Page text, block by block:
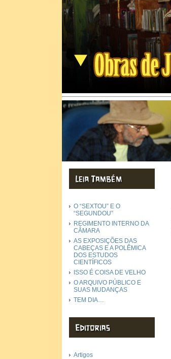
O “SEXTOU” E O
“SEGUNDOU”
REGIMENTO INTERNO DA
CÂMARA
AS EXPOSIÇÕES DAS
CABEÇAS E A POLÊMICA
DOS ESTUDOS
CIENTÍFICOS
ISSO É COISA DE VELHO
O ARQUIVO PÚBLICO E
SUAS MUDANÇAS
TEM DIA…
Artigos